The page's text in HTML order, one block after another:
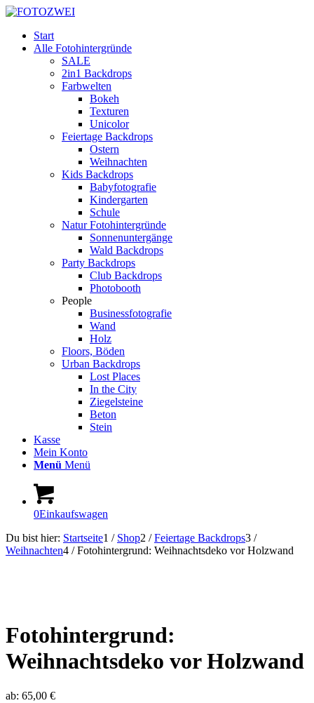
Start
Alle Fotohintergründe
SALE
2in1 Backdrops
Farbwelten
Bokeh
Texturen
Unicolor
Feiertage Backdrops
Ostern
Weihnachten
Kids Backdrops
Babyfotografie
Kindergarten
Schule
Natur Fotohintergründe
Sonnenuntergänge
Wald Backdrops
Party Backdrops
Club Backdrops
Photobooth
People
Businessfotografie
Wand
Holz
Floors, Böden
Urban Backdrops
Lost Places
In the City
Ziegelsteine
Beton
Stein
Kasse
Mein Konto
Menü Menü
0Einkaufswagen
Du bist hier: Startseite1 / Shop2 / Feiertage Backdrops3 /
Weihnachten4 / Fotohintergrund: Weihnachtsdeko vor Holzwand
Fotohintergrund:
Weihnachtsdeko vor Holzwand
ab: 65,00 €